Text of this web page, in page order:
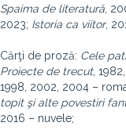
Spaima de literatură ,
2023; Istoria ca viitor,
Cărţi de proză: Cele
Proiecte de trecut,
1998, 2002, 2004 –
topit şi alte povestiri
2016 – nuvele;